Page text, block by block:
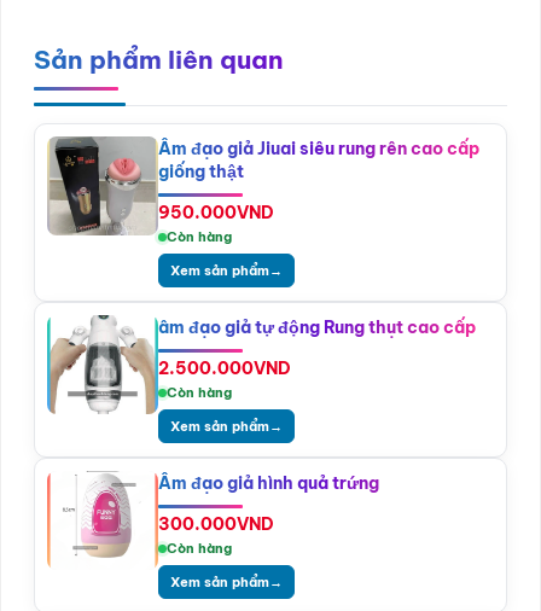
Sản phẩm liên quan
Âm đạo giả Jiuai siêu rung rên cao cấp
giống thật
950.000VND
Còn hàng
Xem sản phẩm→
âm đạo giả tự động Rung thụt cao cấp
2.500.000VND
Còn hàng
Xem sản phẩm→
Âm đạo giả hình quả trứng
300.000VND
Còn hàng
Xem sản phẩm→